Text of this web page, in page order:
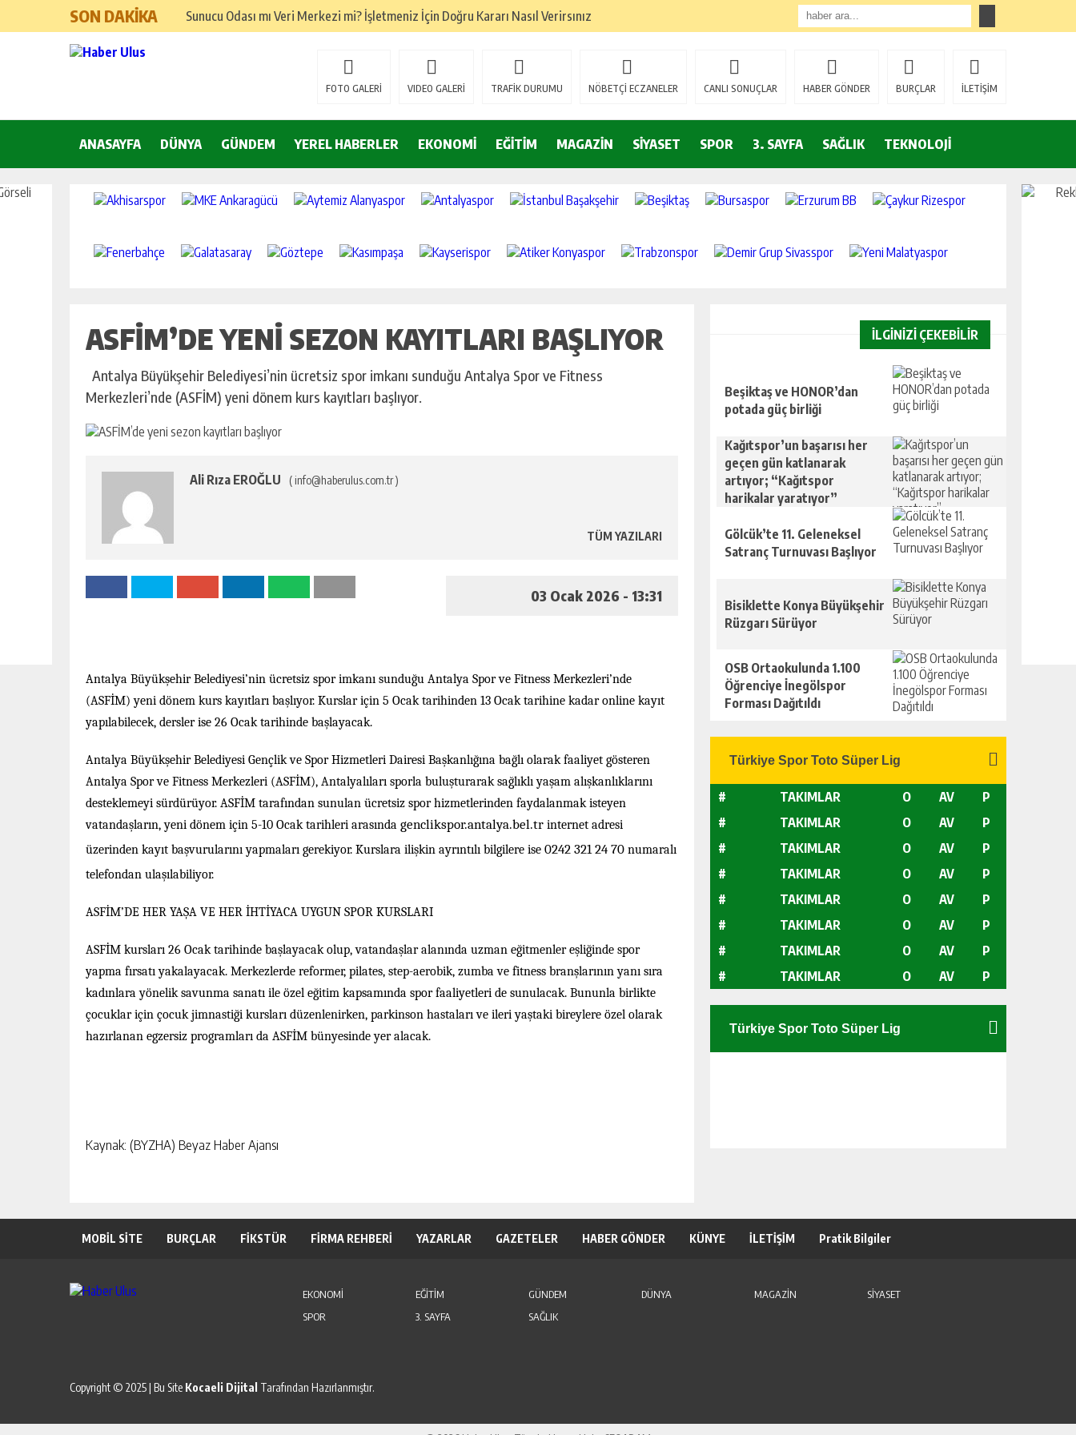
SON DAKİKA
Sunucu Odası mı Veri Merkezi mi? İşletmeniz İçin Doğru Kararı Nasıl Verirsınız
Google Ads ve SEO Arasında Doğru Denge Nasıl Kurulur?
Kemer’de yılbaşı hazırlıkları tamamlandı
25 Aralık’ta A101’de Endüstriyel Forklift Seçenekleri Dikkat Çekiyor
Yeni Yıla Pozitif Başlama Yöntemleri
FOTO GALERİ VIDEO GALERİ TRAFİK DURUMU NÖBETÇİ ECZANELER CANLI SONUÇLAR HABER GÖNDER BURÇLAR İLETİŞİM
ANASAYFA DÜNYA GÜNDEM YEREL HABERLER EKONOMİ EĞİTİM MAGAZİN SİYASET SPOR 3. SAYFA SAĞLIK TEKNOLOJİ
ASFİM’DE YENI SEZON KAYITLARI BAŞLIYOR
Antalya Büyükşehir Belediyesi’nin ücretsiz spor imkanı sunduğu Antalya Spor ve Fitness
Merkezleri’nde (ASFİM) yeni dönem kurs kayıtları başlıyor.
Ali Rıza EROĞLU ( info@haberulus.com.tr )
TÜM YAZILARI
03 Ocak 2026 - 13:31
Antalya Büyükşehir Belediyesi’nin ücretsiz spor imkanı sunduğu Antalya Spor ve Fitness Merkezleri’nde
(ASFİM) yeni dönem kurs kayıtları başlıyor. Kurslar için 5 Ocak tarihinden 13 Ocak tarihine kadar online kayıt
yapılabilecek, dersler ise 26 Ocak tarihinde başlayacak.
Antalya Büyükşehir Belediyesi Gençlik ve Spor Hizmetleri Dairesi Başkanlığına bağlı olarak faaliyet gösteren
Antalya Spor ve Fitness Merkezleri (ASFİM), Antalyalıları sporla buluşturarak sağlıklı yaşam alışkanlıklarını
desteklemeyi sürdürüyor. ASFİM tarafından sunulan ücretsiz spor hizmetlerinden faydalanmak isteyen
vatandaşların, yeni dönem için 5-10 Ocak tarihleri arasında genclikspor.antalya.bel.tr internet adresi
üzerinden kayıt başvurularını yapmaları gerekiyor. Kurslara ilişkin ayrıntılı bilgilere ise 0242 321 24 70 numaralı
telefondan ulaşılabiliyor.
ASFİM’DE HER YAŞA VE HER İHTİYACA UYGUN SPOR KURSLARI
ASFİM kursları 26 Ocak tarihinde başlayacak olup, vatandaşlar alanında uzman eğitmenler eşliğinde spor
yapma fırsatı yakalayacak. Merkezlerde reformer, pilates, step-aerobik, zumba ve fitness branşlarının yanı sıra
kadınlara yönelik savunma sanatı ile özel eğitim kapsamında spor faaliyetleri de sunulacak. Bununla birlikte
çocuklar için çocuk jimnastiği kursları düzenlenirken, parkinson hastaları ve ileri yaştaki bireylere özel olarak
hazırlanan egzersiz programları da ASFİM bünyesinde yer alacak.
Kaynak: (BYZHA) Beyaz Haber Ajansı
İLGİNİZİ ÇEKEBİLİR
Beşiktaş ve HONOR’dan
potada güç birliği
Kağıtspor’un başarısı her
geçen gün katlanarak
artıyor; “Kağıtspor
harikalar yaratıyor”
Gölcük’te 11. Geleneksel
Satranç Turnuvası Başlıyor
Bisiklette Konya Büyükşehir
Rüzgarı Sürüyor
OSB Ortaokulunda 1.100
Öğrenciye İnegölspor
Forması Dağıtıldı
# TAKIMLAR O AV
P
#
TAKIMLAR O AV
P
#
TAKIMLAR O AV
P
#
TAKIMLAR O AV
P
#
TAKIMLAR O AV
P
#
TAKIMLAR O AV
P
#
TAKIMLAR O AV
P
#
TAKIMLAR O AV P
MOBİL SİTE BURÇLAR FİKSTÜR FİRMA REHBERİ YAZARLAR GAZETELER HABER GÖNDER KÜNYE İLETİŞİM Pratik Bilgiler
EKONOMİ EĞİTİM GÜNDEM DÜNYA MAGAZİN
SİYASET
SPOR
3. SAYFA SAĞLIK
Copyright © 2025 | Bu Site Kocaeli Dijital Tarafından Hazırlanmıştır.